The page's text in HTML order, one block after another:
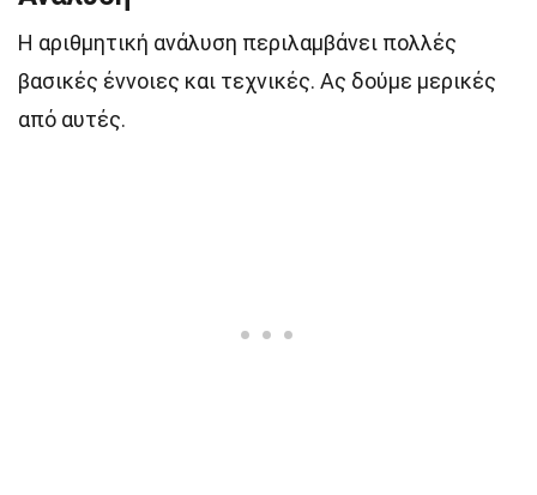
Η αριθμητική ανάλυση περιλαμβάνει πολλές
βασικές έννοιες και τεχνικές. Ας δούμε μερικές
από αυτές.